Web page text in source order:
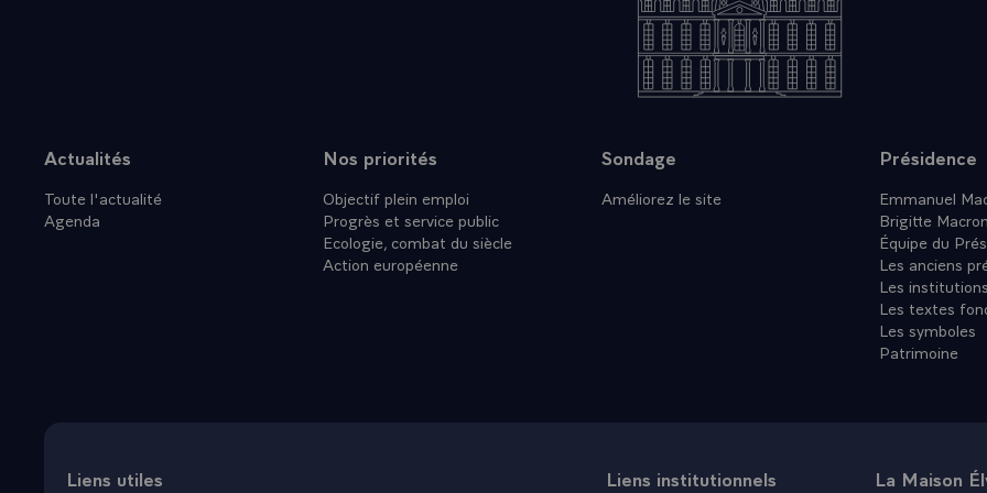
Plan du site
Actualités
Toute l'actualité
Agenda
Nos priorités
Objectif plein emploi
Progrès et service public
Ecologie, combat du siècle
Action européenne
Sondage
Améliorez le site
Présidence
Emmanuel
Brigitte Macron
Équipe du
Les anciens
Les institutions
Les textes
Les symboles
Patrimoine
Liens utiles Liens institutionnels La Maison